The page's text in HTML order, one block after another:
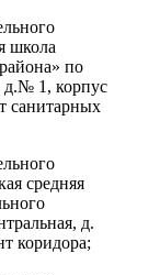
школа
по
д.№ 1, корпус
санитарных
средняя
д.
коридора;